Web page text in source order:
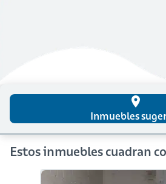
place
Inmuebles
Estos inmuebles cuadran